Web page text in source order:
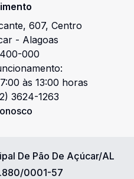
, 607, Centro
- Alagoas
000
às 13:00 horas
3624-1263
De Pão De Açúcar/AL
0001-57